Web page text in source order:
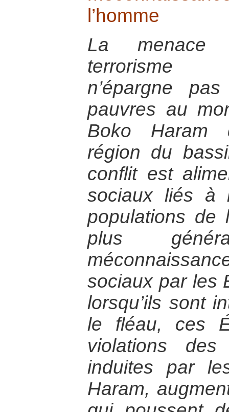
l’homme
La menace
terrorisme
n’épargne
pauvres au
Boko Haram
région du
conflit est
sociaux liés à
populations de
plus
sociaux par les
lorsqu’ils sont
le fléau, ces
violations
induites par
Haram,